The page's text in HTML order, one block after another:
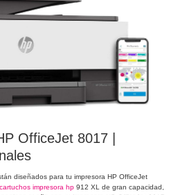
OfficeJet 8017 |
diseñados para tu impresora HP OfficeJet
cartuchos impresora hp 912 XL de gran capacidad,